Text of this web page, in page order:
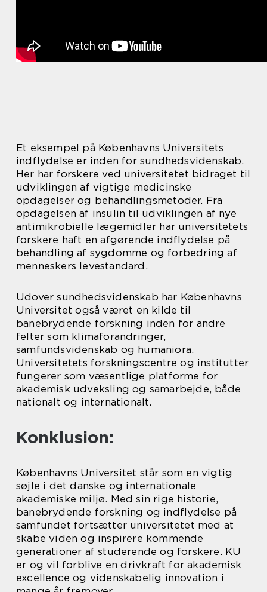
Et eksempel på Københavns Universitets
indflydelse er inden for sundhedsvidenskab.
Her har forskere ved universitetet bidraget til
udviklingen af vigtige medicinske
opdagelser og behandlingsmetoder. Fra
opdagelsen af insulin til udviklingen af nye
antimikrobielle lægemidler har universitetets
forskere haft en afgørende indflydelse på
behandling af sygdomme og forbedring af
menneskers levestandard.
Udover sundhedsvidenskab har Københavns
Universitet også været en kilde til
banebrydende forskning inden for andre
felter som klimaforandringer,
samfundsvidenskab og humaniora.
Universitetets forskningscentre og institutter
fungerer som væsentlige platforme for
akademisk udveksling og samarbejde, både
nationalt og internationalt.
Konklusion:
Københavns Universitet står som en vigtig
søjle i det danske og internationale
akademiske miljø. Med sin rige historie,
banebrydende forskning og indflydelse på
samfundet fortsætter universitetet med at
skabe viden og inspirere kommende
generationer af studerende og forskere. KU
er og vil forblive en drivkraft for akademisk
excellence og videnskabelig innovation i